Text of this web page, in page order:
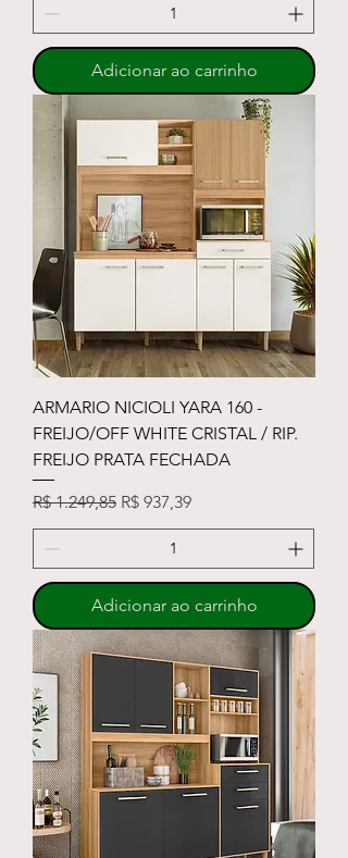
Adicionar ao carrinho
ARMARIO NICIOLI YARA 160 -
FREIJO/OFF WHITE CRISTAL / RIP.
FREIJO PRATA FECHADA
Preço normal
R$ 1.249,85 Preço promocional
R$ 937,39
Adicionar ao carrinho